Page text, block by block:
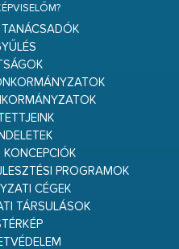
KONCEPCIÓK
PROGRAMOK
CÉGEK
TÁRSULÁSOK